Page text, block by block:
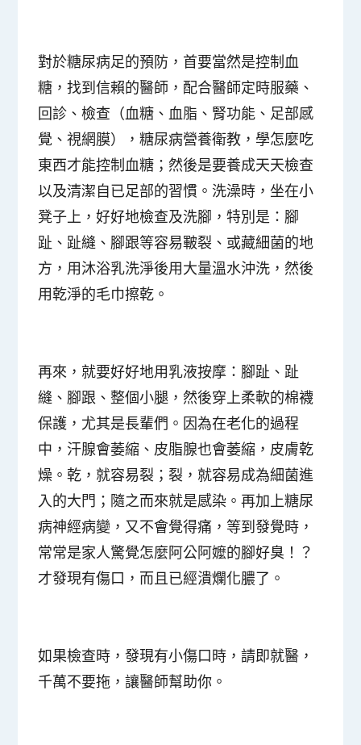
對於糖尿病足的預防，首要當然是控制血
糖，找到信賴的醫師，配合醫師定時服藥、
回診、檢查（血糖、血脂、腎功能、足部感
覺、視網膜）
，糖尿病營養衛教，學怎麼吃
東西才能控制血糖；然後是要養成天天檢查
以及清潔自已足部的習慣。洗澡時，坐在小
凳子上，好好地檢查及洗腳，特別是：腳
趾、趾縫、腳跟等容易皸裂、或藏細菌的地
方，用沐浴乳洗淨後用大量溫水沖洗，然後
用乾淨的毛巾擦乾。
再來，就要好好地用乳液按摩：腳趾、趾
縫、腳跟、整個小腿，然後穿上柔軟的棉襪
保護，尤其是長輩們。因為在老化的過程
中，汗腺會萎縮、皮脂腺也會萎縮，皮膚乾
燥。乾，就容易裂；裂，就容易成為細菌進
入的大門；隨之而來就是感染。再加上糖尿
病神經病變，又不會覺得痛，等到發覺時，
常常是家人驚覺怎麼阿公阿嬤的腳好臭！？
才發現有傷口，而且已經潰爛化膿了。
如果檢查時，發現有小傷口時，請即就醫，
千萬不要拖，讓醫師幫助你。